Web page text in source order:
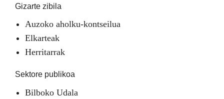
Gizarte zibila
Auzoko aholku-kontseilua
Elkarteak
Herritarrak
Sektore publikoa
Bilboko Udala